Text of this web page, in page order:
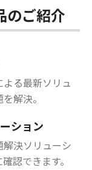
のご紹介
る最新ソリュ
解決。
ション
決ソリューシ
認できます。